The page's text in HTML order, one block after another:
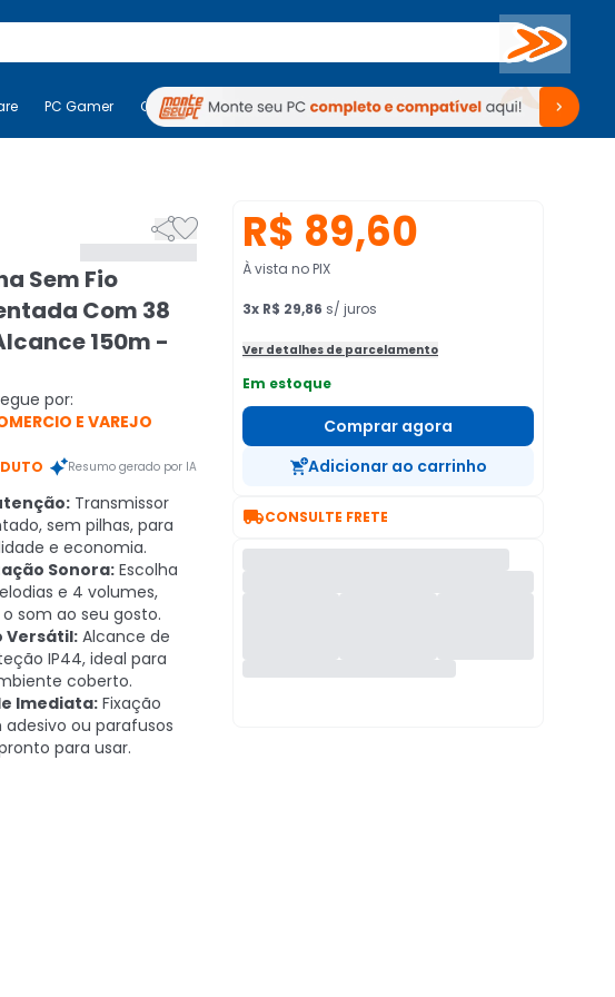
Buscar
Hardware PC Gamer Computadores Periféricos TV Venda no KaBuM!
PC Gamer Computadores Periféricos TV Venda no KaBuM!

Sem Fio
Com 38
150m -
por:
E VAREJO
Resumo gerado por IA
Transmissor
sem pilhas, para
e economia.
Sonora:Escolha
e 4 volumes,
som ao seu gosto.
Versátil: Alcance de
IP44, ideal para
coberto.
Imediata:Fixação
ou parafusos
para usar.
R$ 89,60
À vista no PIX
3x R$ 29,86 s/ juros
Ver detalhes de parcelamento
Em estoque
Comprar agora
Adicionar ao carrinho
CONSULTE FRETE